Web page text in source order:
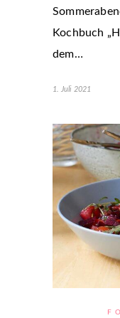
Kochbuch
dem…
1. Juli 2021